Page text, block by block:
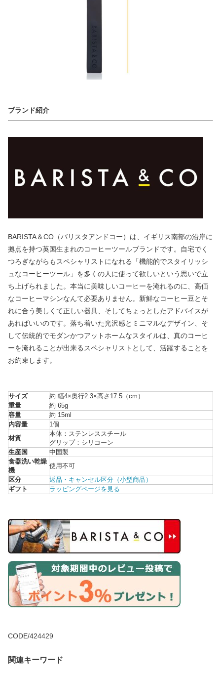
ブランド紹介
BARISTA＆CO（バリスタアンドコー）は、イギリス南部の沿岸に
拠点を持つ英国生まれのコーヒーツールブランドです。自宅でく
つろぎながらもスペシャリストになれる「機能的でスタイリッシ
ュなコーヒーツール」を多くの人に使って欲しいという思いで立
ち上げられました。本当に美味しいコーヒーを淹れるのに、高価
なコーヒーマシンなんて必要ありません。新鮮なコーヒー豆とそ
れに合う美しくて正しい器具、そしてちょっとしたアドバイスが
あればいいのです。落ち着いた光沢感とミニマルなデザイン、そ
して伝統的でモダンかつアットホームなスタイルは、真のコーヒ
ーを淹れることが出来るスペシャリストとして、活躍することを
お約束します。
サイズ
約 幅4×奥行2.3×高さ17.5（cm）
重量
約 65g
容量
約 15ml
内容量
1個
材質
本体：ステンレススチール
グリップ：シリコーン
生産国
中国製
食器洗い乾燥
機
使用不可
区分
返品・キャンセル区分（小型商品）
ギフト
ラッピングページを見る
CODE/424429
関連キーワード